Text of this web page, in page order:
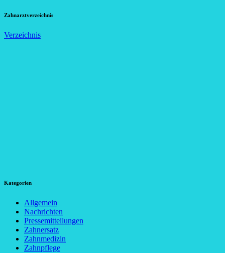
Zahnarztverzeichnis
Verzeichnis
Kategorien
Allgemein
Nachrichten
Pressemitteilungen
Zahnersatz
Zahnmedizin
Zahnpflege